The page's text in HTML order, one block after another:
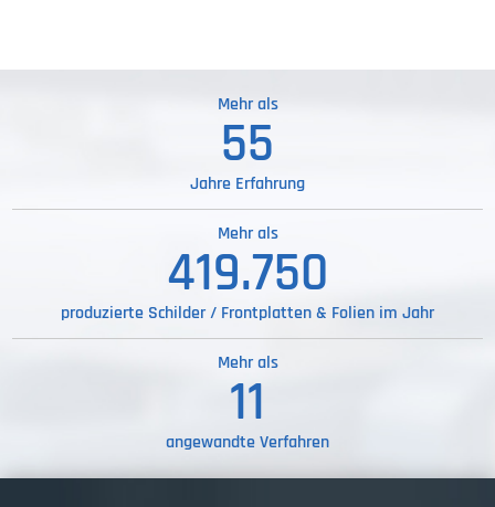
Mehr als
58
Jahre Erfahrung
Mehr als
579.655
produzierte Schilder / Frontplatten & Folien im Jahr
Mehr als
12
angewandte Verfahren